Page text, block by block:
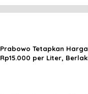
Prabowo Tetapkan
Rp15.000 per Liter,